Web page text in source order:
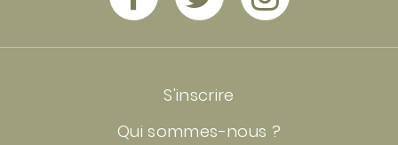
S'inscrire
Qui sommes-nous ?